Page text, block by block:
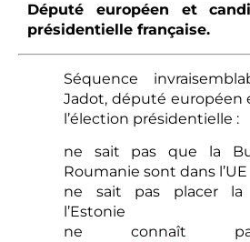
Député européen et
présidentielle française.
Séquence
Jadot, député européen
l’élection présidentielle :
ne sait pas que la
Roumanie sont dans l’UE
ne sait pas placer la
l’Estonie
ne connaît